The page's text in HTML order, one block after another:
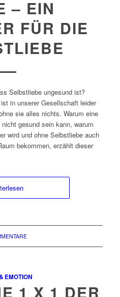
– EIN
FÜR DIE
Selbstliebe ungesund ist?
in unserer Gesellschaft leider
sie alles nichts. Warum eine
gesund sein kann, warum
wird und ohne Selbstliebe auch
bekommen, erzählt dieser
EMOTION
1 X 1 DER